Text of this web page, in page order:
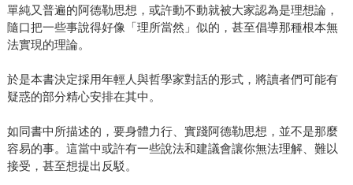
單純又普遍的阿德勒思想，或許動不動就被大家認為是理想論，
隨口把一些事說得好像「理所當然」似的，甚至倡導那種根本無
法實現的理論。
於是本書決定採用年輕人與哲學家對話的形式，將讀者們可能有
疑惑的部分精心安排在其中。
如同書中所描述的，要身體力行、實踐阿德勒思想，並不是那麼
容易的事。這當中或許有一些說法和建議會讓你無法理解、難以
接受，甚至想提出反駁。